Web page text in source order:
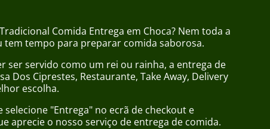
Comida Entrega em Choca? Nem toda a
tem tempo para preparar comida saborosa.
ser servido como um rei ou rainha, a entrega de
Dos Ciprestes, Restaurante, Take Away, Delivery
escolha.
selecione "Entrega" no ecrã de checkout e
aprecie o nosso serviço de entrega de comida.